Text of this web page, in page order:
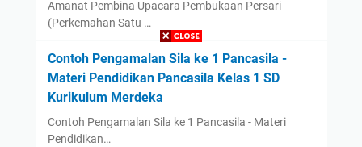
Amanat Pembina Upacara Pembukaan Persari
(Perkemahan Satu …
Contoh Pengamalan Sila ke 1 Pancasila -
Materi Pendidikan Pancasila Kelas 1 SD
Kurikulum Merdeka
Contoh Pengamalan Sila ke 1 Pancasila - Materi
Pendidikan…